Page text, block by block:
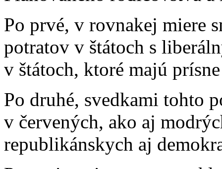
Po prvé, v rovnakej miere
potratov v štátoch s
v štátoch, ktoré majú
Po druhé, svedkami tohto
v červených, ako aj
republikánskych aj